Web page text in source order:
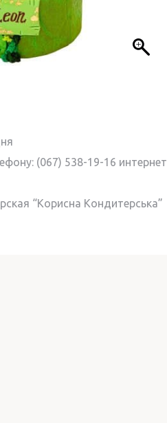
(067) 538-19-16 интернет
“Корисна Кондитерська”